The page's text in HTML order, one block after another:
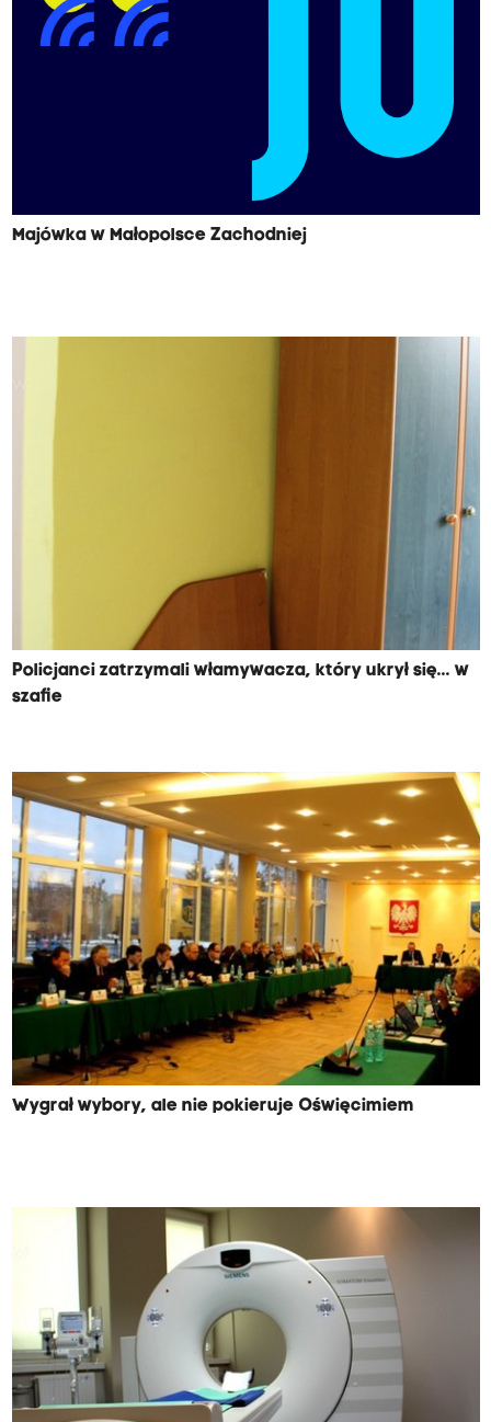
Majówka w Małopolsce Zachodniej
Policjanci zatrzymali włamywacza, który ukrył się... w
szafie
Wygrał wybory, ale nie pokieruje Oświęcimiem